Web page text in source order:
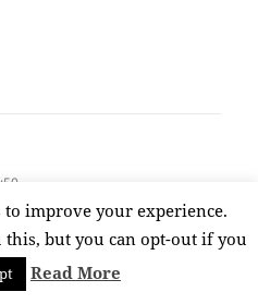
por supuesto…
entrenador
linea mundial…tener
to improve your experience.
but you can opt-out if you
Read More